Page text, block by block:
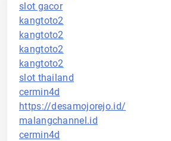
slot gacor
kangtoto2
kangtoto2
kangtoto2
kangtoto2
slot thailand
cermin4d
https://desamojorejo.id/
malangchannel.id
cermin4d